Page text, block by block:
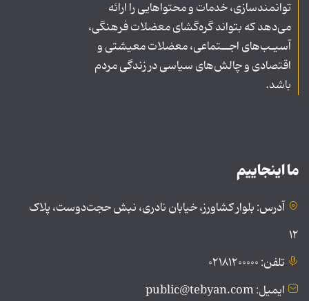
توانمندسازی، خدمات و محتواهایی را ارائه
می‌دهد که بتواند گره‌گشای معضلات فرهنگی،
آسیـب‌های اجــتماعی، معضلات معیشتی و
اقتصادی و چالش‌های سیاسی در زندگی مردم
باشد.
ما اینجاییم
آدرس: بلوار کشاورز، خیابان نادری، نبش حجت‌دوست، پلاک
۱۲
تلفن: ۰۲۱۸۱۲۰۰۰۰۰
ایمیل: public@tebyan.com